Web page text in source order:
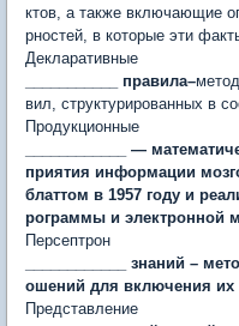
ктов, а также включающие
рностей, в которые эти
Декларативные
___________ правила–
вил, структурированных в
Продукционные
____________ —
приятия информации
блаттом в 1957 году и
рограммы и электронной
Персептрон
____________ знаний –
ошений для включения их
Представление